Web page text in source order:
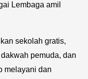
Lembaga amil
sekolah gratis,
pemuda, dan
melayani dan